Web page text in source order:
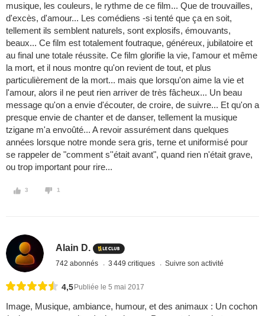
musique, les couleurs, le rythme de ce film... Que de trouvailles,
d'excès, d'amour... Les comédiens -si tenté que ça en soit,
tellement ils semblent naturels, sont explosifs, émouvants,
beaux... Ce film est totalement foutraque, généreux, jubilatoire et
au final une totale réussite. Ce film glorifie la vie, l'amour et même
la mort, et il nous montre qu'on revient de tout, et plus
particulièrement de la mort... mais que lorsqu'on aime la vie et
l'amour, alors il ne peut rien arriver de très fâcheux... Un beau
message qu'on a envie d'écouter, de croire, de suivre... Et qu'on a
presque envie de chanter et de danser, tellement la musique
tzigane m'a envoûté... A revoir assurément dans quelques
années lorsque notre monde sera gris, terne et uniformisé pour
se rappeler de "comment s''était avant", quand rien n'était grave,
ou trop important pour rire...
3 1
Alain D.
742 abonnés 3 449 critiques Suivre son activité
4,5 Publiée le 5 mai 2017
Image, Musique, ambiance, humour, et des animaux : Un cochon